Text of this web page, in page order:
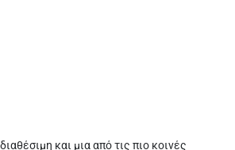
και μια από τις πιο κοινές